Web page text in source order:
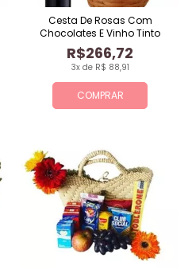
COMPRAR
3x de R$ 88,91
R$266,72
Cesta De Rosas Com
Chocolates E Vinho Tinto